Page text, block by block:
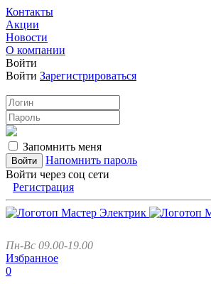
Контакты
Акции
Новости
О компании
Войти
Войти Зарегистрироваться
Запомнить меня
Напомнить пароль
Войти через соц сети
Регистрация
Пн-Вс 09.00-19.00
Избранное
0